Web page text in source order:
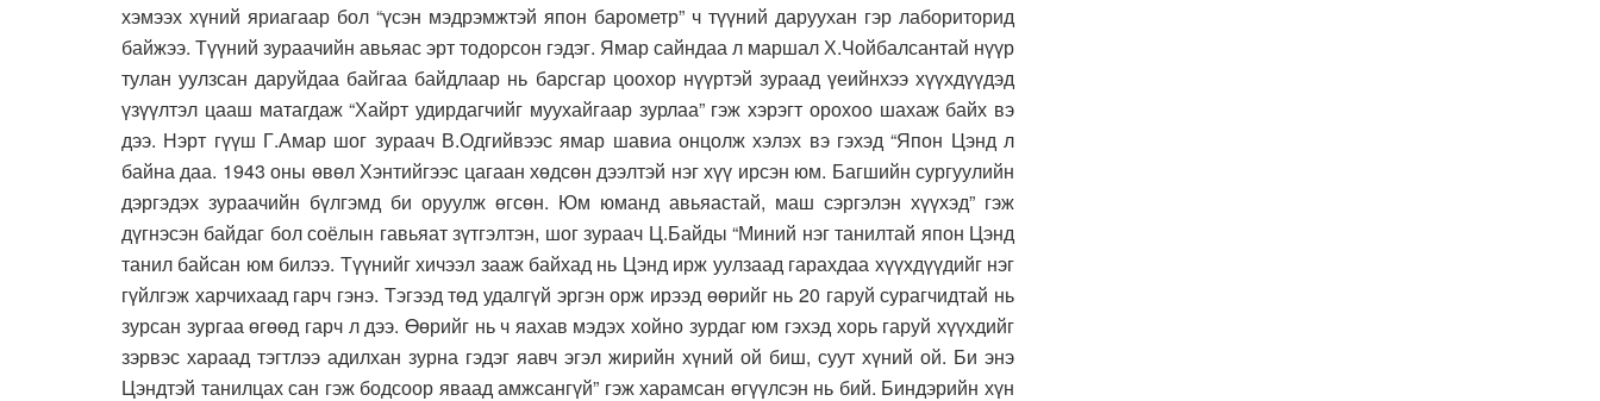
хэмээх хүний яриагаар бол “үсэн мэдрэмжтэй япон барометр” ч түүний даруухан гэр лабориторид
байжээ. Түүний зураачийн авьяас эрт тодорсон гэдэг. Ямар сайндаа л маршал Х.Чойбалсантай нүүр
тулан уулзсан даруйдаа байгаа байдлаар нь барсгар цоохор нүүртэй зураад үеийнхээ хүүхдүүдэд
үзүүлтэл цааш матагдаж “Хайрт удирдагчийг муухайгаар зурлаа” гэж хэрэгт орохоо шахаж байх вэ
дээ. Нэрт гүүш Г.Амар шог зураач В.Одгийвээс ямар шавиа онцолж хэлэх вэ гэхэд “Япон Цэнд л
байна даа. 1943 оны өвөл Хэнтийгээс цагаан хөдсөн дээлтэй нэг хүү ирсэн юм. Багшийн сургуулийн
дэргэдэх зураачийн бүлгэмд би оруулж өгсөн. Юм юманд авьяастай, маш сэргэлэн хүүхэд” гэж
дүгнэсэн байдаг бол соёлын гавьяат зүтгэлтэн, шог зураач Ц.Байды “Миний нэг танилтай япон Цэнд
танил байсан юм билээ. Түүнийг хичээл зааж байхад нь Цэнд ирж уулзаад гарахдаа хүүхдүүдийг нэг
гүйлгэж харчихаад гарч гэнэ. Тэгээд төд удалгүй эргэн орж ирээд өөрийг нь 20 гаруй сурагчидтай нь
зурсан зургаа өгөөд гарч л дээ. Өөрийг нь ч яахав мэдэх хойно зурдаг юм гэхэд хорь гаруй хүүхдийг
зэрвэс хараад тэгтлээ адилхан зурна гэдэг яавч эгэл жирийн хүний ой биш, суут хүний ой. Би энэ
Цэндтэй танилцах сан гэж бодсоор яваад амжсангүй” гэж харамсан өгүүлсэн нь бий. Биндэрийн хүн